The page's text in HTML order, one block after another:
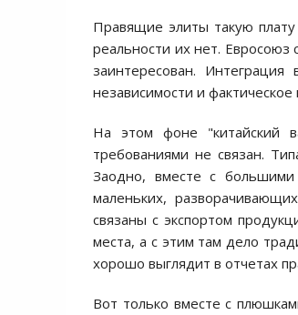
Правящие элиты такую
реальности их нет.
заинтересован.
независимости и
На этом фоне "китайский
требованиями не связан.
Заодно, вместе с большими
маленьких,
связаны с экспортом
места, а с этим там дело
хорошо выглядит в отчетах
Вот только вместе с